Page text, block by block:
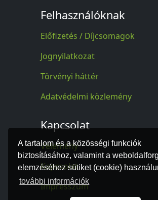
A tartalom és a közösségi funkciók
biztosításához, valamint a
elemzéséhez sütiket (cookie)
további információk
Felhasználóknak
Előfizetés / Díjcsomagok
Jognyilatkozat
Törvényi háttér
Adatvédelmi közlemény
Kapcsolat
Vélemény
Kapcsolat
Impresszum